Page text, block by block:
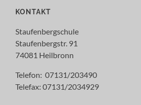
KONTAKT
Staufenbergschule
Staufenbergstr. 91
74081 Heilbronn
Telefon: 07131/203490
Telefax: 07131/2034929